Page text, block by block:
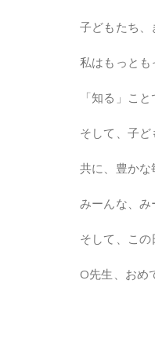
子どもたち、
私はもっとも
「知る」こ
そして、子
共に、豊か
みーんな、み
そして、この
O先生、おめ